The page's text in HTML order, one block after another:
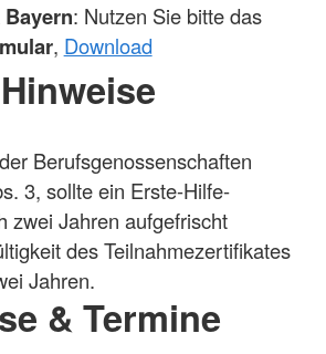
: Nutzen Sie bitte das
, Download
Hinweise
Berufsgenossenschaften
3, sollte ein Erste-Hilfe-
zwei Jahren aufgefrischt
des Teilnahmezertifikates
Jahren.
& Termine